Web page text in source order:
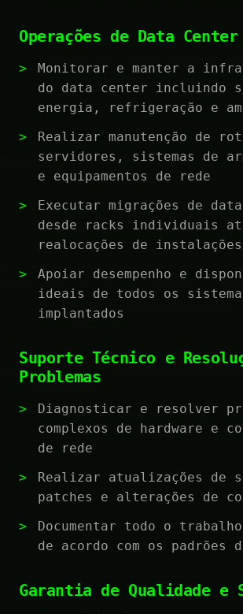
Operações de Data Center
Monitorar e manter a
do data center incluindo
energia, refrigeração e
Realizar manutenção de
servidores, sistemas de
e equipamentos de rede
Executar migrações de
desde racks individuais
realocações de
Apoiar desempenho e
ideais de todos os
implantados
Suporte Técnico e
Problemas
Diagnosticar e resolver
complexos de hardware e
de rede
Realizar atualizações de
patches e alterações de
Documentar todo o
de acordo com os padrões
Garantia de Qualidade e